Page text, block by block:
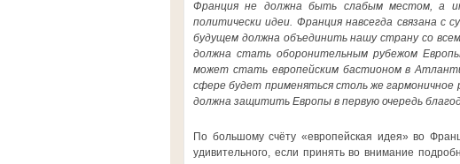
Франция не должна быть слабым местом, а
политически идеи. Франция навсегда связана с
будущем должна объединить нашу страну со
должна стать оборонительным рубежом
может стать европейским бастионом в
сфере будет применяться столь же
должна защитить Европы в первую очередь
По большому счёту «европейская идея» во
удивительного, если принять во внимание